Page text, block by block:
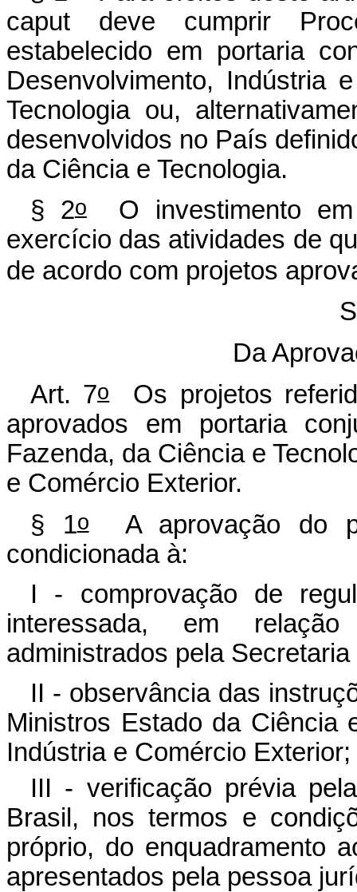
caput deve cumprir
estabelecido em portaria
Desenvolvimento, Indústria
Tecnologia ou,
desenvolvidos no País
da Ciência e Tecnologia.
§ 2oO investimento em
exercício das atividades de
de acordo com projetos
Da
Art. 7oOs projetos
aprovados em portaria
Fazenda, da Ciência e
e Comércio Exterior.
§ 1oA aprovação do
condicionada à:
I - comprovação de
interessada, em
administrados pela
II - observância das
Ministros Estado da Ciência
Indústria e Comércio Exterior;
III - verificação prévia
Brasil, nos termos e
próprio, do enquadramento
apresentados pela pessoa